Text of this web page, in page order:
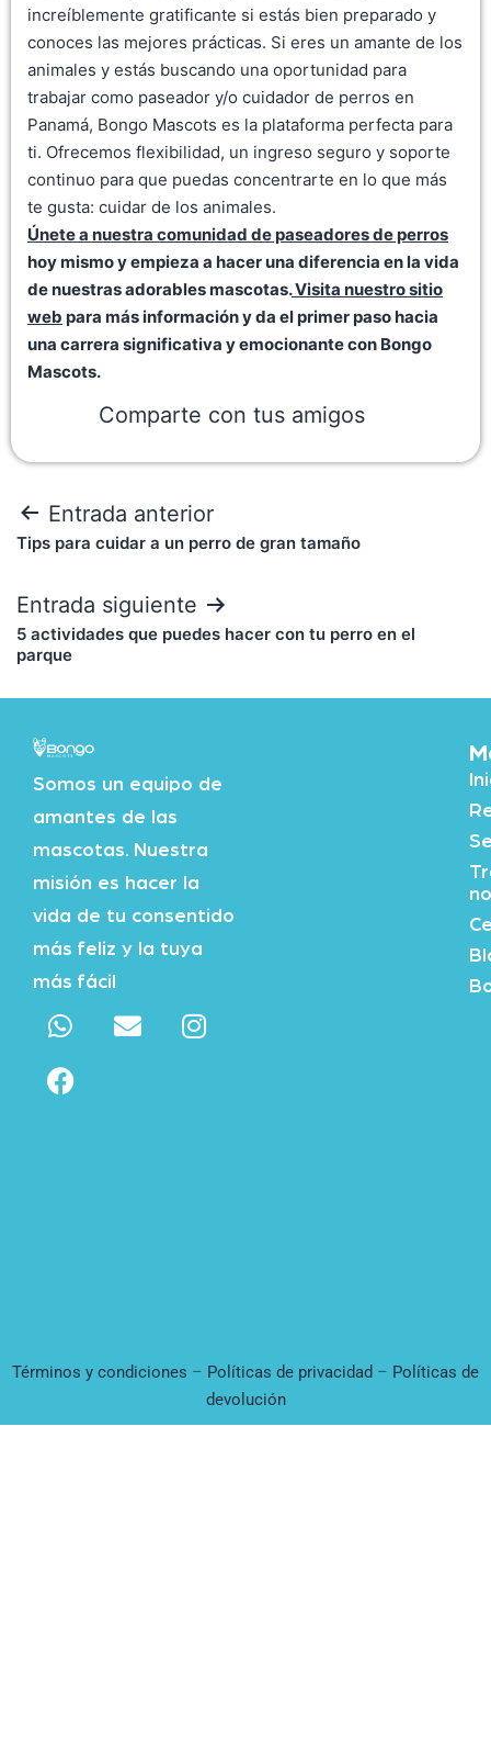
increíblemente gratificante si estás bien preparado y
conoces las mejores prácticas. Si eres un amante de los
animales y estás buscando una oportunidad para
trabajar como paseador y/o cuidador de perros en
Panamá, Bongo Mascots es la plataforma perfecta para
ti. Ofrecemos flexibilidad, un ingreso seguro y soporte
continuo para que puedas concentrarte en lo que más
te gusta: cuidar de los animales.
Únete a nuestra comunidad de paseadores de perros
hoy mismo y empieza a hacer una diferencia en la vida
de nuestras adorables mascotas.Visita nuestro sitio
web para más información y da el primer paso hacia
una carrera significativa y emocionante con Bongo
Mascots.
Comparte con tus amigos
Entrada anterior
Tips para cuidar a un perro de gran tamaño
Entrada siguiente
5 actividades que puedes hacer con tu perro en el
parque
Somos un equipo de
amantes de las
mascotas. Nuestra
misión es hacer la
vida de tu consentido
más feliz y la tuya
más fácil
Términos y condiciones – Políticas de privacidad – Políticas de
devolución